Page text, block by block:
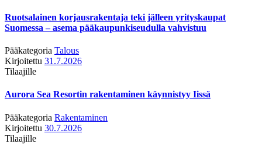
Ruotsalainen korjausrakentaja teki jälleen yrityskaupat
Suomessa – asema pääkaupunkiseudulla vahvistuu
Pääkategoria Talous
Kirjoitettu 31.7.2026
Tilaajille
Aurora Sea Resortin rakentaminen käynnistyy Iissä
Pääkategoria Rakentaminen
Kirjoitettu 30.7.2026
Tilaajille